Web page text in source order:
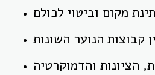
מקום וביטוי לכולם
קבוצות הנוער השונות
הציונות והדמוקרטיה